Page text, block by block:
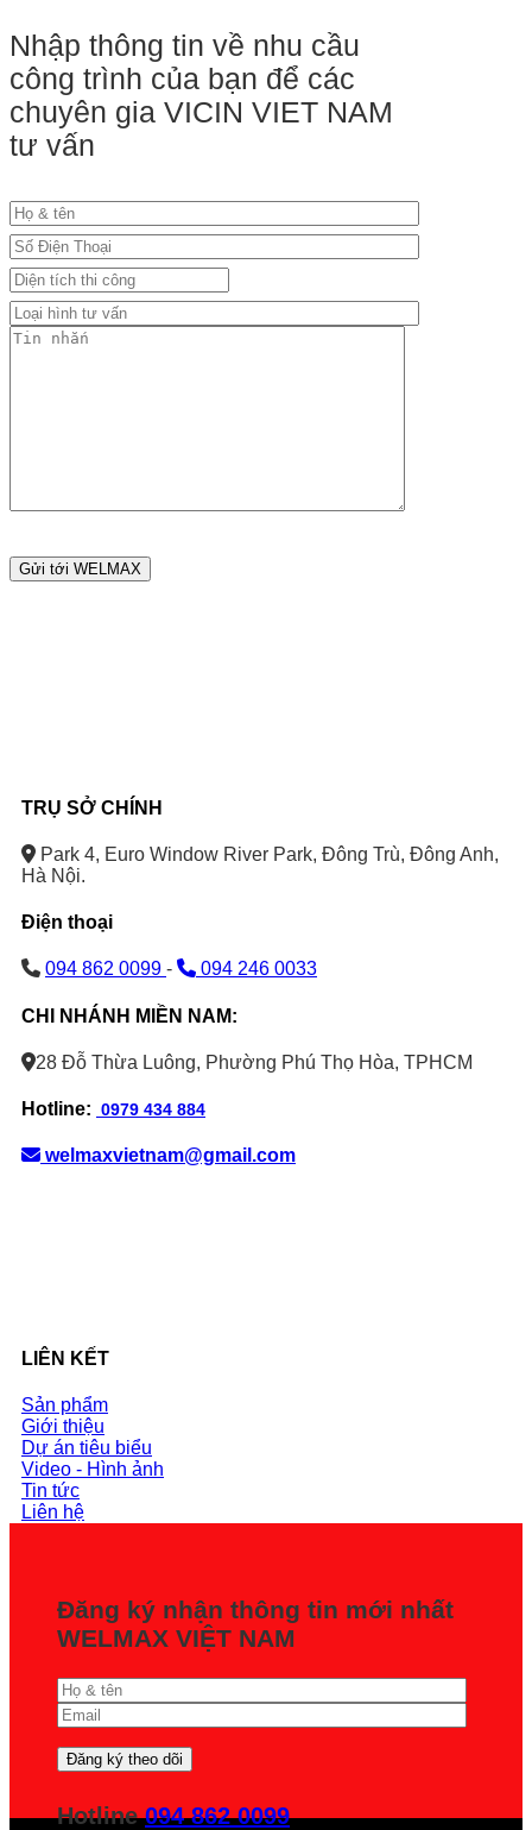
Nhập thông tin về nhu cầu
công trình của bạn để các
chuyên gia VICIN VIET NAM
tư vấn
TRỤ SỞ CHÍNH
Park 4, Euro Window River Park, Đông Trù, Đông Anh,
Hà Nội.
Điện thoại
094 862 0099 - 094 246 0033
CHI NHÁNH MIỀN NAM:
28 Đỗ Thừa Luông, Phường Phú Thọ Hòa, TPHCM
Hotline: 0979 434 884
welmaxvietnam@gmail.com
LIÊN KẾT
Sản phẩm
Giới thiệu
Dự án tiêu biểu
Video - Hình ảnh
Tin tức
Liên hệ
Đăng ký nhận thông tin mới nhất
WELMAX VIỆT NAM
Hotline 094 862 0099